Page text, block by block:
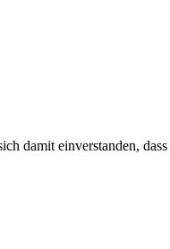
damit einverstanden,